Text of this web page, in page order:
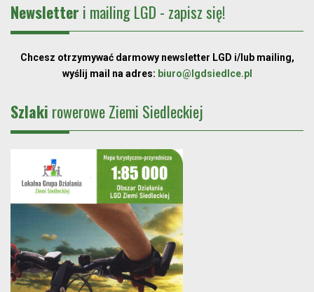
Newsletter i mailing LGD - zapisz się!
Chcesz otrzymywać darmowy newsletter LGD i/lub mailing,
wyślij mail na adres: biuro@lgdsiedlce.pl
Szlaki rowerowe Ziemi Siedleckiej